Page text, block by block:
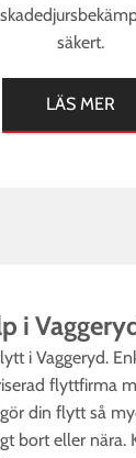
säkert.
LÄS MER
i
i Vaggeryd.
flyttfirma
din flytt så
bort eller nära.